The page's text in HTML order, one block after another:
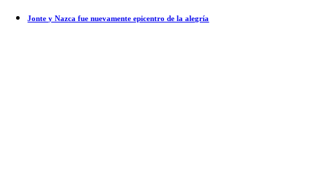
Jonte y Nazca fue nuevamente epicentro de la alegría